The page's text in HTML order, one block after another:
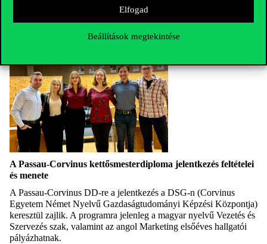
Elfogad
Beállítások megtekintése
A Passau-Corvinus kettősmesterdiploma jelentkezés feltételei
és menete
A Passau-Corvinus DD-re a jelentkezés a DSG-n (Corvinus
Egyetem Német Nyelvű Gazdaságtudományi Képzési Központja)
keresztül zajlik. A programra jelenleg a magyar nyelvű Vezetés és
Szervezés szak, valamint az angol Marketing elsőéves hallgatói
pályázhatnak.